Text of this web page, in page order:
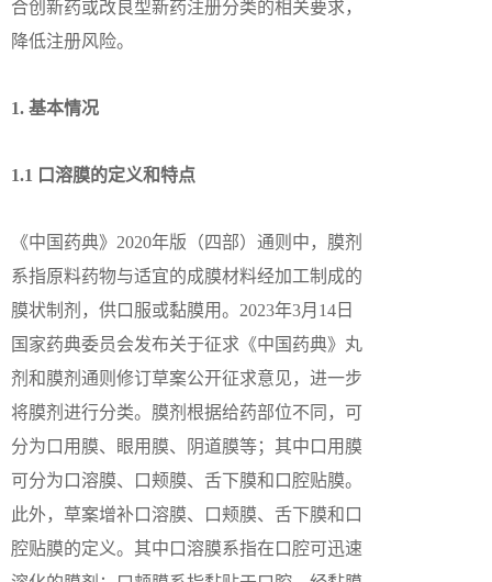
合创新药或改良型新药注册分类的相关要求，
降低注册风险。
1. 基本情况
1.1 口溶膜的定义和特点
《中国药典》2020年版（四部）通则中，膜剂
系指原料药物与适宜的成膜材料经加工制成的
膜状制剂，供口服或黏膜用。2023年3月14日
国家药典委员会发布关于征求《中国药典》丸
剂和膜剂通则修订草案公开征求意见，进一步
将膜剂进行分类。膜剂根据给药部位不同，可
分为口用膜、眼用膜、阴道膜等；其中口用膜
可分为口溶膜、口颊膜、舌下膜和口腔贴膜。
此外，草案增补口溶膜、口颊膜、舌下膜和口
腔贴膜的定义。其中口溶膜系指在口腔可迅速